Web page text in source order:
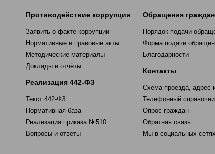
Противодействие коррупции
Заявить о факте коррупции
Нормативные и правовые акты
Методические материалы
Доклады и отчёты
Реализация 442-ФЗ
Текст 442-ФЗ
Нормативная база
Реализация приказа №510
Вопросы и ответы
Обращения граждан
Порядок подачи
Форма подачи
Благодарности
Контакты
Схема проезда, адрес
Телефонный
Опрос граждан
Обратная связь
Мы в социальных сетях